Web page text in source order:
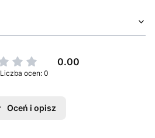
0.00
Liczba ocen: 0
Oceń i opisz